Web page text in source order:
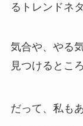
るトレンドネタ
気合や、やる
見つけるとこ
だって、私も